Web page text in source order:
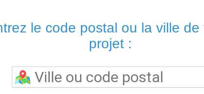
budget, le fournisseur dispose d'une gamme complète.
Comparer avant de s'engager
Avant de choisir EDF, il est utile de mettre en
proposent aussi des offres
sur le prix du kWh, l'abonnement mensuel, les services
qualité du service après-vente. Un écart de quelques